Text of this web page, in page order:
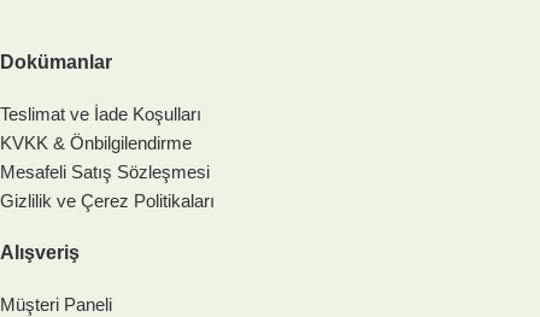
Dokümanlar
Teslimat ve İade Koşulları
KVKK & Önbilgilendirme
Mesafeli Satış Sözleşmesi
Gizlilik ve Çerez Politikaları
Alışveriş
Müşteri Paneli